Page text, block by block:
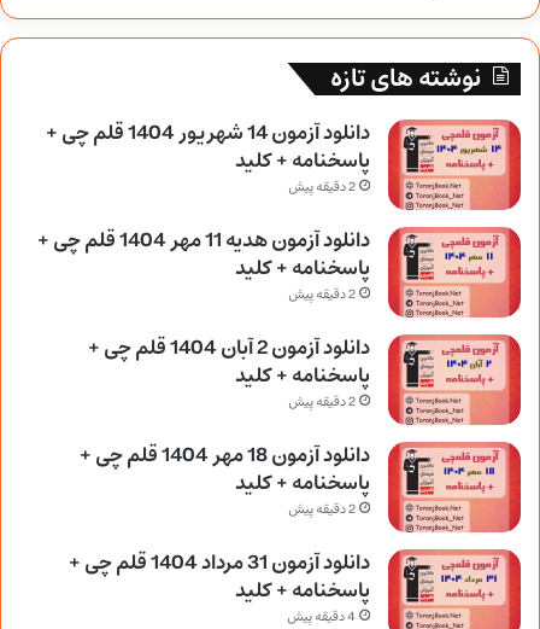
نوشته های تازه
دانلود آزمون 14 شهریور 1404 قلم چی +
پاسخنامه + کلید
2 دقیقه پیش
دانلود آزمون هدیه 11 مهر 1404 قلم چی +
پاسخنامه + کلید
2 دقیقه پیش
دانلود آزمون 2 آبان 1404 قلم چی +
پاسخنامه + کلید
2 دقیقه پیش
دانلود آزمون 18 مهر 1404 قلم چی +
پاسخنامه + کلید
2 دقیقه پیش
دانلود آزمون 31 مرداد 1404 قلم چی +
پاسخنامه + کلید
4 دقیقه پیش